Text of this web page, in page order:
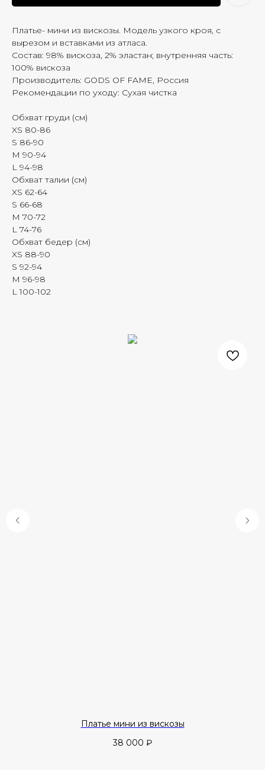
Платье- мини из вискозы. Модель узкого кроя, с
вырезом и вставками из атласа.
Состав: 98% вискоза, 2% эластан; внутренняя часть:
100% вискоза
Производитель: GODS OF FAME, Россия
Рекомендации по уходу: Сухая чистка
Обхват груди (см)
XS 80-86
S 86-90
M 90-94
L 94-98
Обхват талии (см)
XS 62-64
S 66-68
M 70-72
L 74-76
Обхват бедер (см)
XS 88-90
S 92-94
M 96-98
L 100-102
Платье мини из вискозы
38 000 ₽